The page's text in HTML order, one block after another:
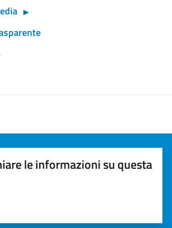
le informazioni su questa
5 stelle su 5
stelle su 5
su 5
5